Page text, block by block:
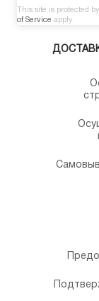
This site is protected
of Service apply.